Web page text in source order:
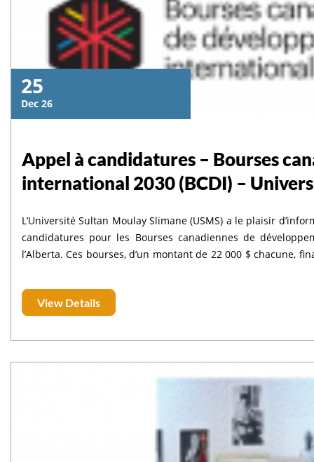
25
Dec 26
Appel à candidatures – Bourses
international 2030 (BCDI) –
L’Université Sultan Moulay Slimane (USMS) a le plaisir
candidatures pour les Bourses canadiennes de
l’Alberta. Ces bourses, d’un montant de 22 000 $ chacune, financent un séjour de recherche de huit mois à l’Université de
d’éligibilité :
View Details